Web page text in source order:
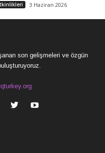
3 Haziran 2026
son gelişmeleri ve özgün